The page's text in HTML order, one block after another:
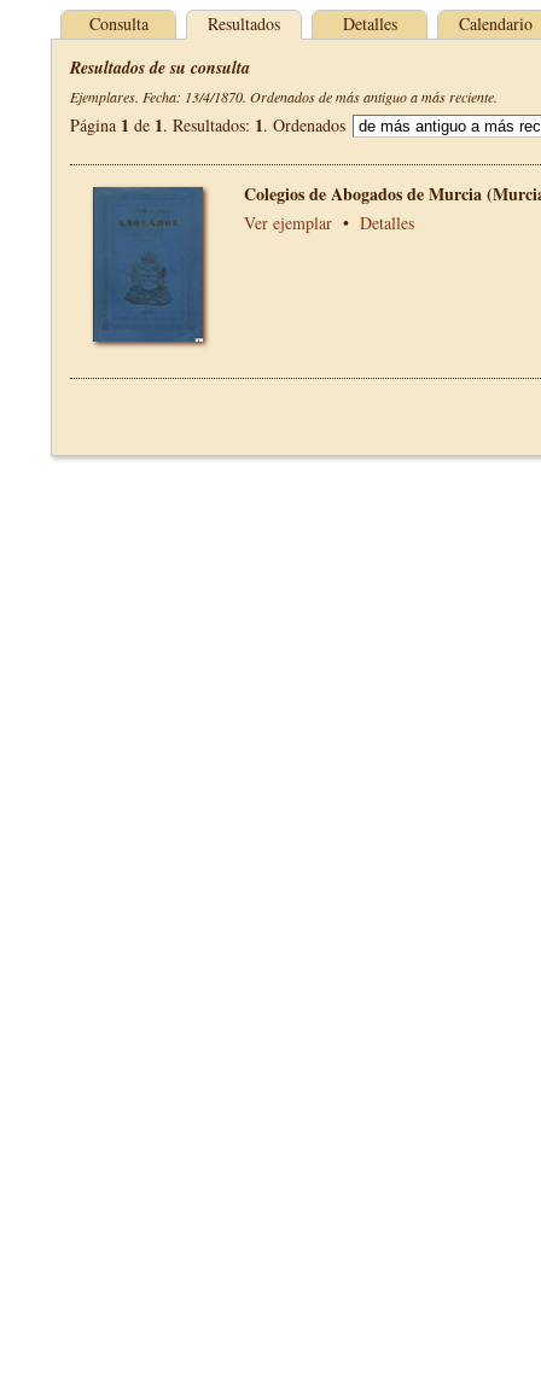
Consulta Resultados Detalles Calendario
Resultados de su consulta
Ejemplares. Fecha: 13/4/1870. Ordenados de más antiguo a más reciente.
Página 1 de 1. Resultados: 1. Ordenados
Colegios de Abogados de Murcia
Ver ejemplar • Detalles